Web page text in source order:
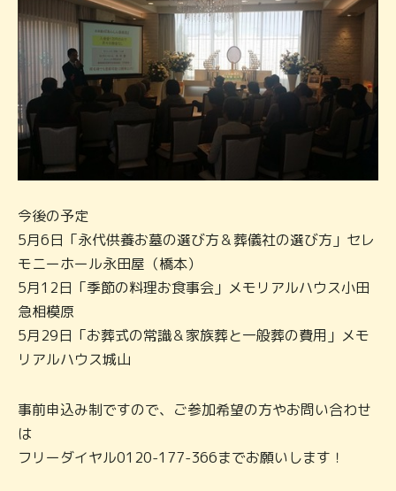
今後の予定
5月6日「永代供養お墓の選び方＆葬儀社の選び方」セレ
モニーホール永田屋（橋本）
5月12日「季節の料理お食事会」メモリアルハウス小田
急相模原
5月29日「お葬式の常識＆家族葬と一般葬の費用」メモ
リアルハウス城山
事前申込み制ですので、ご参加希望の方やお問い合わせ
は
フリーダイヤル0120-177-366までお願いします！